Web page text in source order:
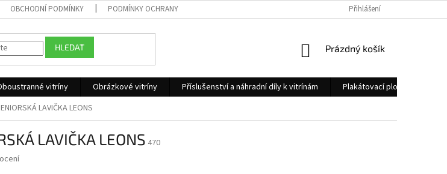
OBCHODNÍ PODMÍNKY PODMÍNKY OCHRANY OSOBNÍCH ÚDAJŮ Přihlášení
HLEDAT
NÁKUPNÍ
Prázdný košík
vitríny Obrázkové vitríny Příslušenství a náhradní díly k vitrínám Plakátovací plochy
LAVIČKA LEONS
LAVIČKA LEONS 470